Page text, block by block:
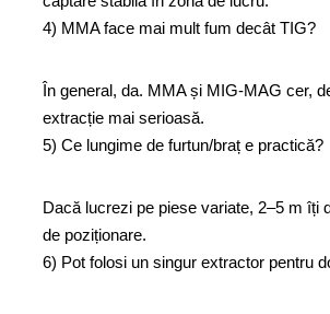
4) MMA face mai mult fum decât TIG?
În general, da. MMA și MIG-MAG cer,
extracție mai serioasă.
5) Ce lungime de furtun/braț e practică?
Dacă lucrezi pe piese variate, 2–5 m îți
de poziționare.
6) Pot folosi un singur extractor pentru